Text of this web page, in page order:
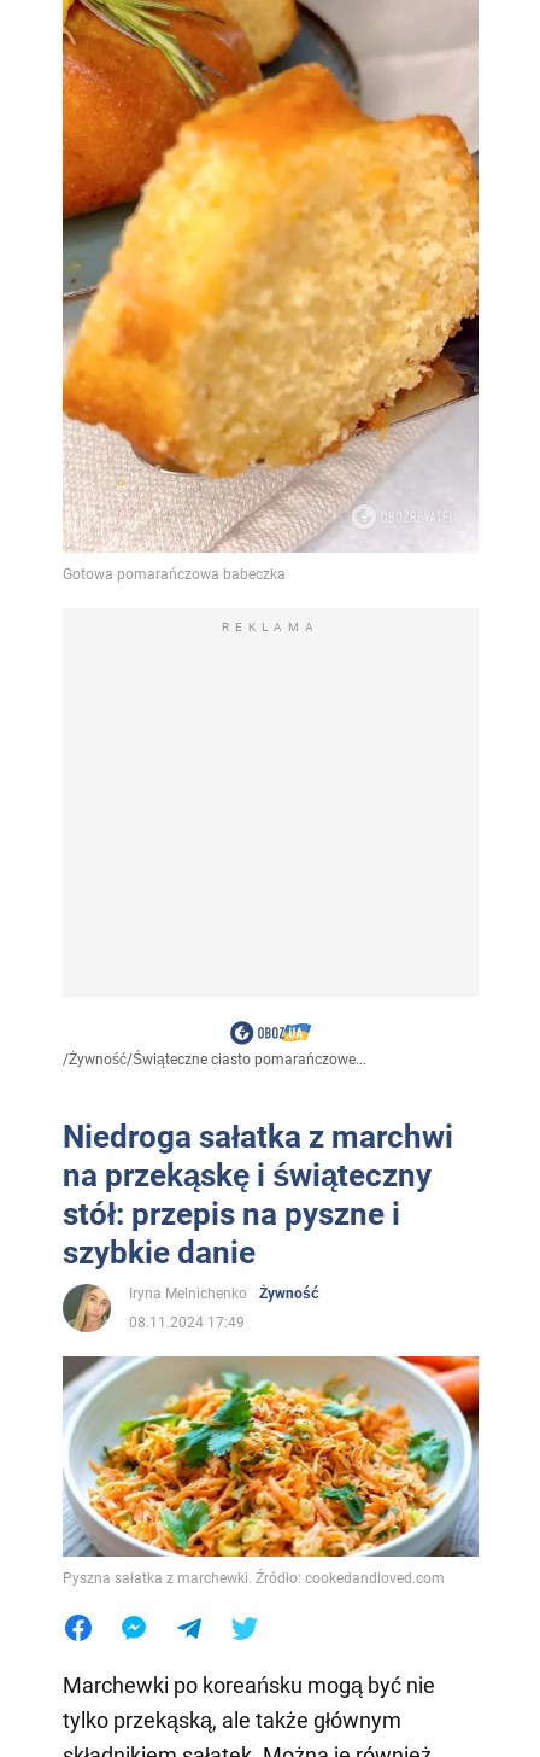
REKLAMA
/Żywność/Świąteczne ciasto pomarańczowe...
Niedroga sałatka z marchwi
na przekąskę i świąteczny
stół: przepis na pyszne i
szybkie danie
Iryna Melnichenko
Żywność
08.11.2024 17:49
Pyszna sałatka z marchewki. Źródło: cookedandloved.com
Marchewki po koreańsku mogą być nie
tylko przekąską, ale także głównym